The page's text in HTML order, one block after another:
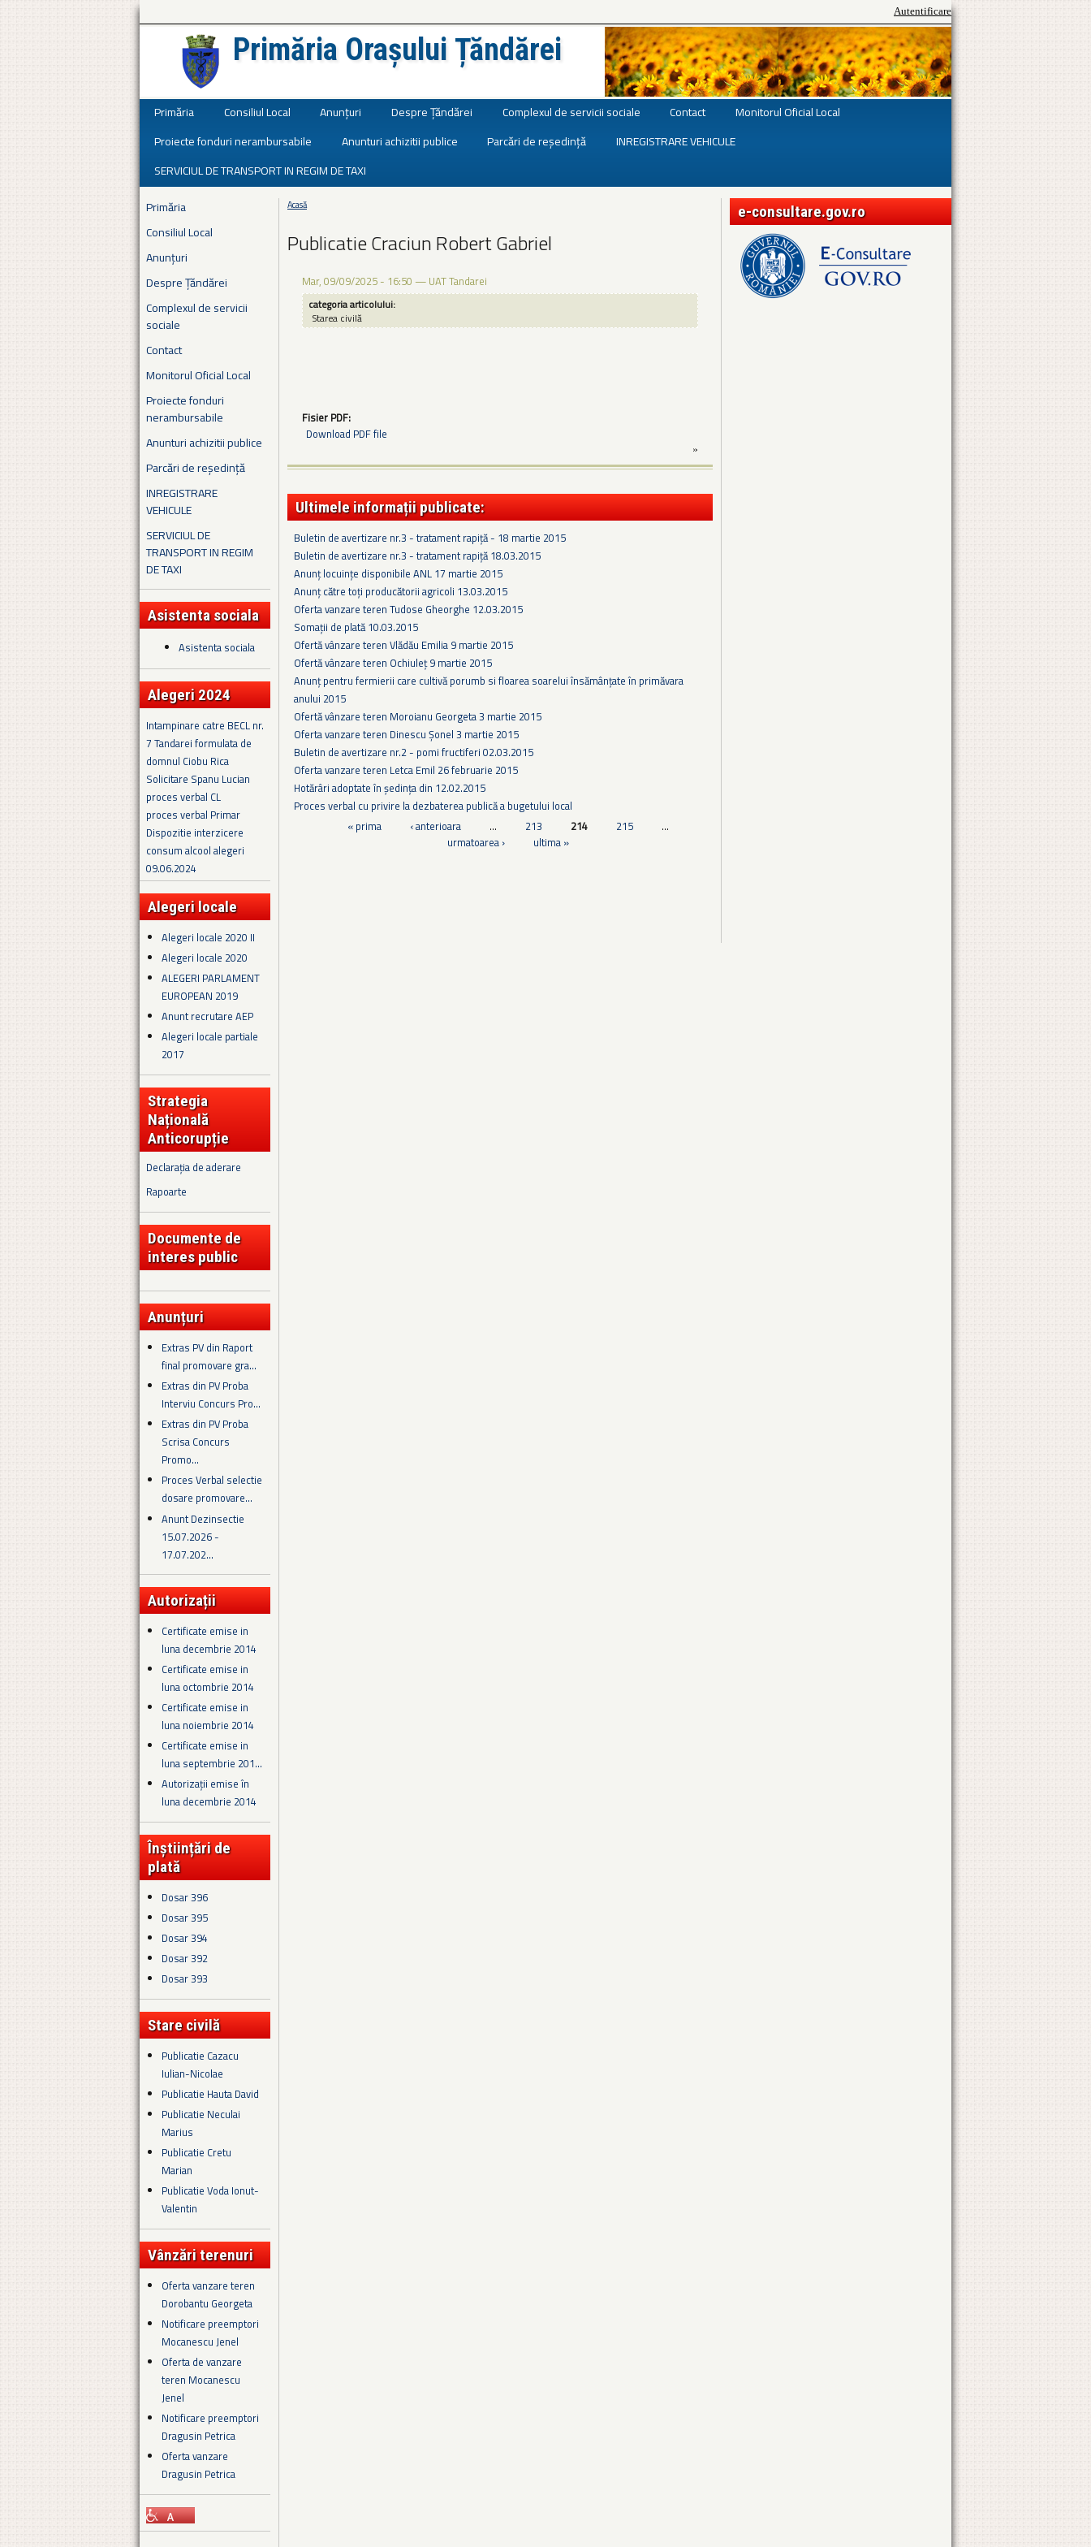
Autentificare
Primăria Orașului Țăndărei
Primăria Consiliul Local Anunțuri Despre Țăndărei Complexul de servicii sociale Contact
Monitorul Oficial Local
Proiecte fonduri nerambursabile
Anunturi achizitii publice Parcări de reședință
INREGISTRARE VEHICULE
SERVICIUL DE TRANSPORT IN REGIM DE TAXI
Primăria
Consiliul Local
Anunțuri
Despre Țăndărei
Complexul de servicii
sociale
Contact
Monitorul Oficial Local
Proiecte fonduri
nerambursabile
Anunturi achizitii publice
Parcări de reședință
INREGISTRARE
VEHICULE
SERVICIUL DE
TRANSPORT IN REGIM
DE TAXI
Asistenta sociala
Asistenta sociala
Alegeri 2024
Intampinare catre BECL nr.
7 Tandarei formulata de
domnul Ciobu Rica
Solicitare Spanu Lucian
proces verbal CL
proces verbal Primar
Dispozitie interzicere
consum alcool alegeri
09.06.2024
Alegeri locale
Alegeri locale 2020 II
Alegeri locale 2020
ALEGERI PARLAMENT
EUROPEAN 2019
Anunt recrutare AEP
Alegeri locale partiale
2017
Strategia
Națională
Anticorupție
Declarația de aderare
Rapoarte
Documente de
interes public
Anunțuri
Extras PV din Raport
final promovare gra...
Extras din PV Proba
Interviu Concurs Pro...
Extras din PV Proba
Scrisa Concurs
Promo...
Proces Verbal selectie
dosare promovare...
Anunt Dezinsectie
15.07.2026 -
17.07.202...
Autorizații
Certificate emise in
luna decembrie 2014
Certificate emise in
luna octombrie 2014
Certificate emise in
luna noiembrie 2014
Certificate emise in
luna septembrie 201...
Autorizații emise în
luna decembrie 2014
Înștiințări de
plată
Dosar 396
Dosar 395
Dosar 394
Dosar 392
Dosar 393
Stare civilă
Publicatie Cazacu
Iulian-Nicolae
Publicatie Hauta David
Publicatie Neculai
Marius
Publicatie Cretu
Marian
Publicatie Voda Ionut-
Valentin
Vânzări terenuri
Oferta vanzare teren
Dorobantu Georgeta
Notificare preemptori
Mocanescu Jenel
Oferta de vanzare
teren Mocanescu
Jenel
Notificare preemptori
Dragusin Petrica
Oferta vanzare
Dragusin Petrica
Eşti aici
Acasă
Publicatie Craciun Robert Gabriel
Mar, 09/09/2025 - 16:50 — UAT Tandarei
categoria articolului:
Starea civilă
Fisier PDF:
Download PDF file
»
Ultimele informații publicate:
Buletin de avertizare nr.3 - tratament rapiță - 18 martie 2015
Buletin de avertizare nr.3 - tratament rapiță 18.03.2015
Anunț locuințe disponibile ANL 17 martie 2015
Anunț către toți producătorii agricoli 13.03.2015
Oferta vanzare teren Tudose Gheorghe 12.03.2015
Somaţii de plată 10.03.2015
Ofertă vânzare teren Vlădău Emilia 9 martie 2015
Ofertă vânzare teren Ochiuleț 9 martie 2015
Anunț pentru fermierii care cultivă porumb si floarea soarelui însămânțate în primăvara
anului 2015
Ofertă vânzare teren Moroianu Georgeta 3 martie 2015
Oferta vanzare teren Dinescu Șonel 3 martie 2015
Buletin de avertizare nr.2 - pomi fructiferi 02.03.2015
Oferta vanzare teren Letca Emil 26 februarie 2015
Hotărâri adoptate în ședința din 12.02.2015
Proces verbal cu privire la dezbaterea publică a bugetului local
« prima ‹ anterioara … 213 214 215
…
urmatoarea ›
ultima »
e-consultare.gov.ro